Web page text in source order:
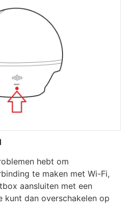
hebt om
te maken met Wi-Fi,
aansluiten met een
kunt dan overschakelen op